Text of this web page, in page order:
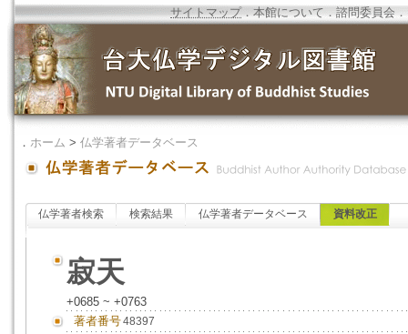
サイトマップ．本館について ．諮問委員会 ．
． ホーム > 仏学著者データベース
仏学著者検索 検索結果 仏学著者データベース 資料改正
寂天
+0685 ~ +0763
著者番号48397